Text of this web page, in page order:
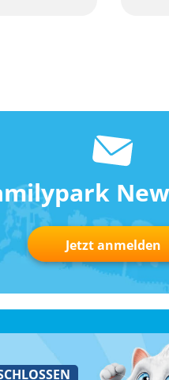
Jetzt anmelden